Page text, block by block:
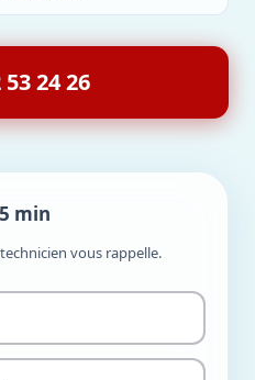
53 24 26
min
vous rappelle.